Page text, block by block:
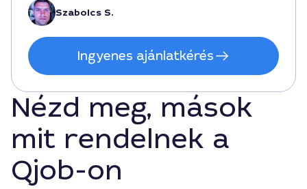
Szabolcs S.
Ingyenes ajánlatkérés
Nézd meg, mások
mit rendelnek a
Qjob-on